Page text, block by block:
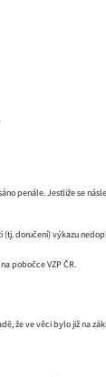
penále. Jestliže se
(tj. doručení) výkazu
pobočce VZP ČR.
že ve věci bylo již na